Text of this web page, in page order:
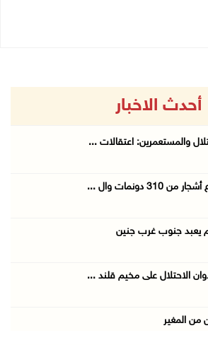
أحدث الاخبار
والمستعمرين: اعتقالات ...
دونمات وال ...
يعبد جنوب غرب جنين
من المغير